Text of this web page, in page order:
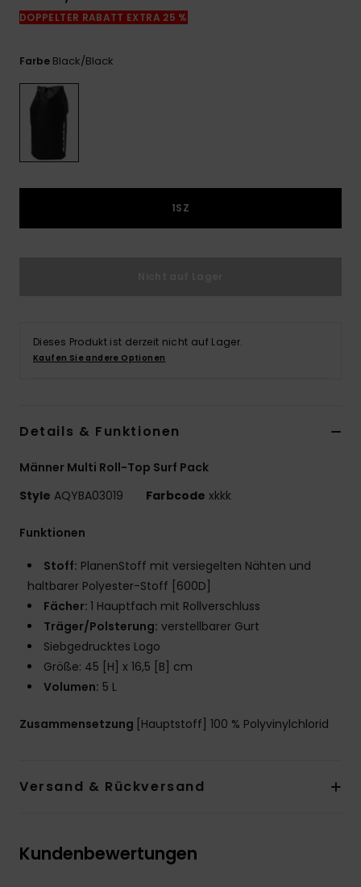
DOPPELTER RABATT EXTRA 25 %
Farbe Black/black
1SZ
Dieses Produkt ist derzeit nicht auf Lager.
Kaufen Sie andere Optionen
Details & Funktionen
Männer Multi Roll-Top Surf Pack
Style AQYBA03019 Farbcode xkkk
Funktionen
Stoff: PlanenStoff mit versiegelten Nähten und
haltbarer Polyester-Stoff [600D]
Fächer: 1 Hauptfach mit Rollverschluss
Träger/Polsterung: verstellbarer Gurt
Siebgedrucktes Logo
Größe: 45 [H] x 16,5 [B] cm
Volumen: 5 L
Zusammensetzung [Hauptstoff] 100 % Polyvinylchlorid
Versand & Rückversand
Kundenbewertungen